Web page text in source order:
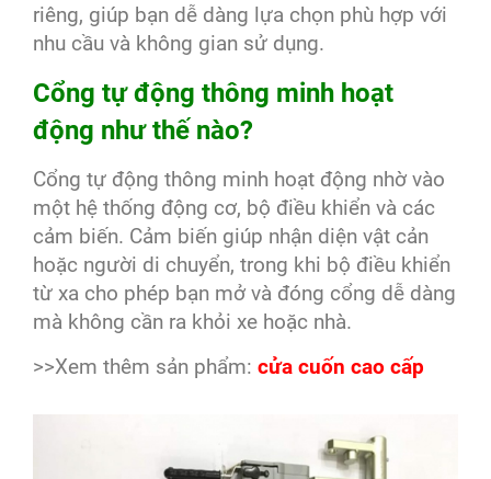
riêng, giúp bạn dễ dàng lựa chọn phù hợp với
nhu cầu và không gian sử dụng.
Cổng tự động thông minh hoạt
động như thế nào?
Cổng tự động thông minh hoạt động nhờ vào
một hệ thống động cơ, bộ điều khiển và các
cảm biến. Cảm biến giúp nhận diện vật cản
hoặc người di chuyển, trong khi bộ điều khiển
từ xa cho phép bạn mở và đóng cổng dễ dàng
mà không cần ra khỏi xe hoặc nhà.
>>Xem thêm sản phẩm: cửa cuốn cao cấp